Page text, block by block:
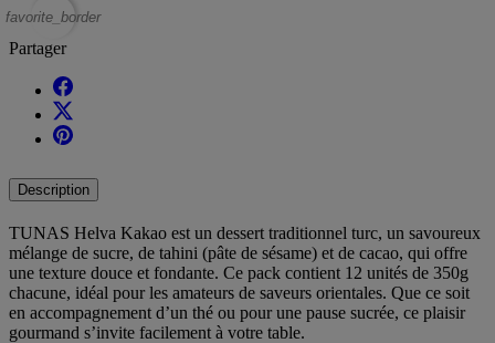
favorite_border
Partager
Description
TUNAS Helva Kakao est un dessert traditionnel turc, un savoureux
mélange de sucre, de tahini (pâte de sésame) et de cacao, qui offre
une texture douce et fondante. Ce pack contient 12 unités de 350g
chacune, idéal pour les amateurs de saveurs orientales. Que ce soit
en accompagnement d’un thé ou pour une pause sucrée, ce plaisir
gourmand s’invite facilement à votre table.